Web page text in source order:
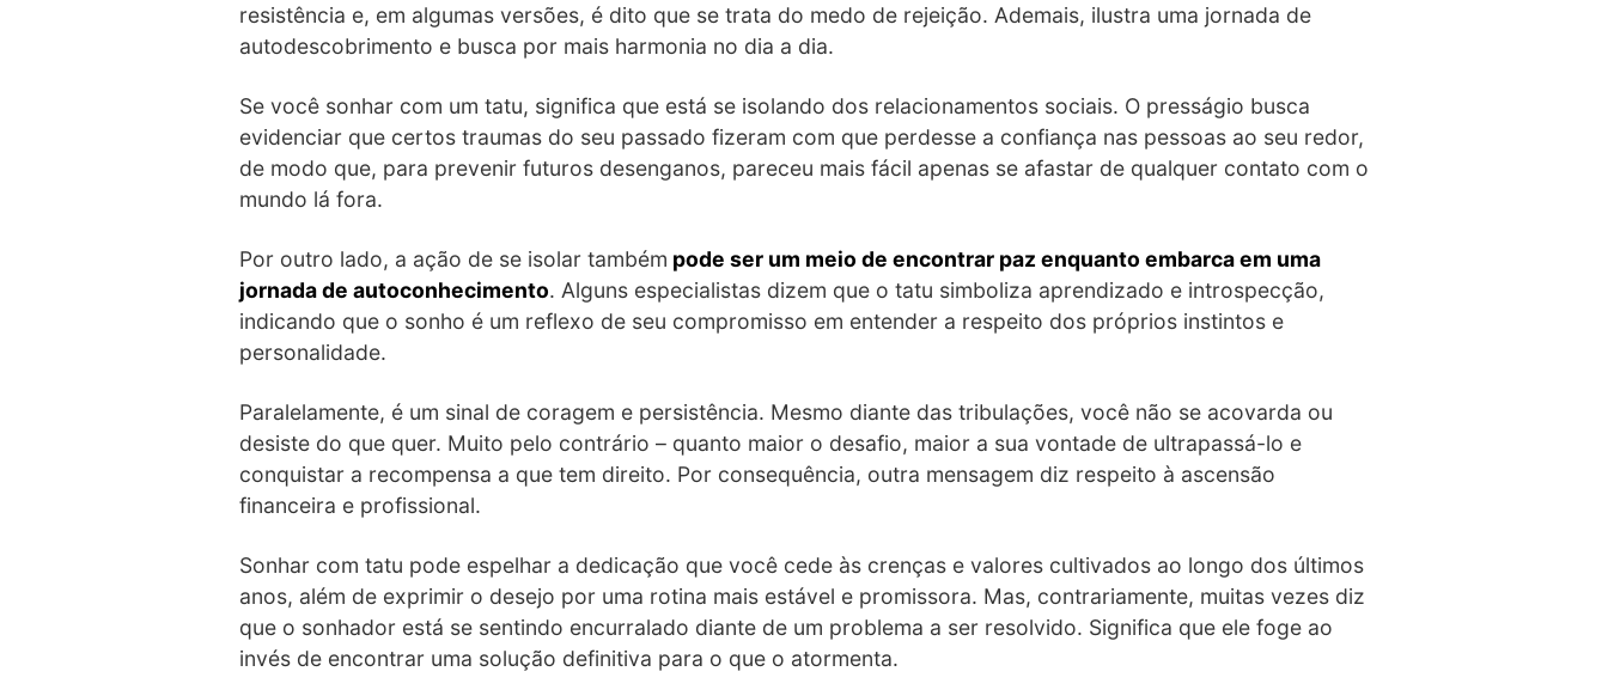
resistência e, em algumas versões, é dito que se trata do medo de rejeição. Ademais, ilustra uma jornada de
autodescobrimento e busca por mais harmonia no dia a dia.
Se você sonhar com um tatu, significa que está se isolando dos relacionamentos sociais. O presságio busca
evidenciar que certos traumas do seu passado fizeram com que perdesse a confiança nas pessoas ao seu redor,
de modo que, para prevenir futuros desenganos, pareceu mais fácil apenas se afastar de qualquer contato com o
mundo lá fora.
Por outro lado, a ação de se isolar também pode ser um meio de encontrar paz enquanto embarca em uma
jornada de autoconhecimento. Alguns especialistas dizem que o tatu simboliza aprendizado e introspecção,
indicando que o sonho é um reflexo de seu compromisso em entender a respeito dos próprios instintos e
personalidade.
Paralelamente, é um sinal de coragem e persistência. Mesmo diante das tribulações, você não se acovarda ou
desiste do que quer. Muito pelo contrário – quanto maior o desafio, maior a sua vontade de ultrapassá-lo e
conquistar a recompensa a que tem direito. Por consequência, outra mensagem diz respeito à ascensão
financeira e profissional.
Sonhar com tatu pode espelhar a dedicação que você cede às crenças e valores cultivados ao longo dos últimos
anos, além de exprimir o desejo por uma rotina mais estável e promissora. Mas, contrariamente, muitas vezes diz
que o sonhador está se sentindo encurralado diante de um problema a ser resolvido. Significa que ele foge ao
invés de encontrar uma solução definitiva para o que o atormenta.